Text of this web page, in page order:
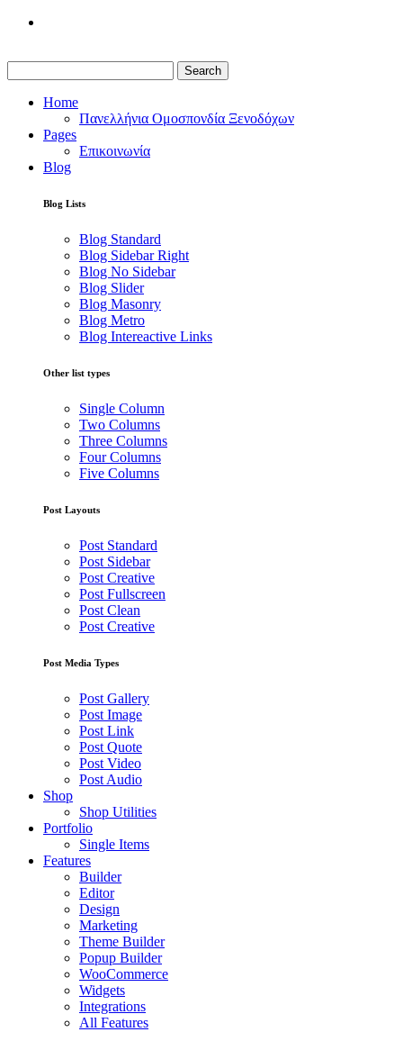
Search
Home
Πανελλήνια Ομοσπονδία Ξενοδόχων
Pages
Επικοινωνία
Blog
Blog Lists
Blog Standard
Blog Sidebar Right
Blog No Sidebar
Blog Slider
Blog Masonry
Blog Metro
Blog Intereactive Links
Other list types
Single Column
Two Columns
Three Columns
Four Columns
Five Columns
Post Layouts
Post Standard
Post Sidebar
Post Creative
Post Fullscreen
Post Clean
Post Creative
Post Media Types
Post Gallery
Post Image
Post Link
Post Quote
Post Video
Post Audio
Shop
Shop Utilities
Portfolio
Single Items
Features
Builder
Editor
Design
Marketing
Theme Builder
Popup Builder
WooCommerce
Widgets
Integrations
All Features